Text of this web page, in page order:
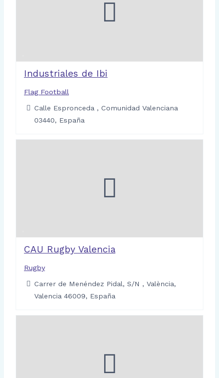
Industriales de Ibi
Flag Football
Calle Espronceda , Comunidad Valenciana
03440, España
CAU Rugby Valencia
Rugby
Carrer de Menéndez Pidal, S/N , València,
Valencia 46009, España